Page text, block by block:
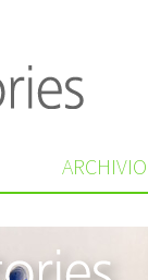
ARCHIVIO